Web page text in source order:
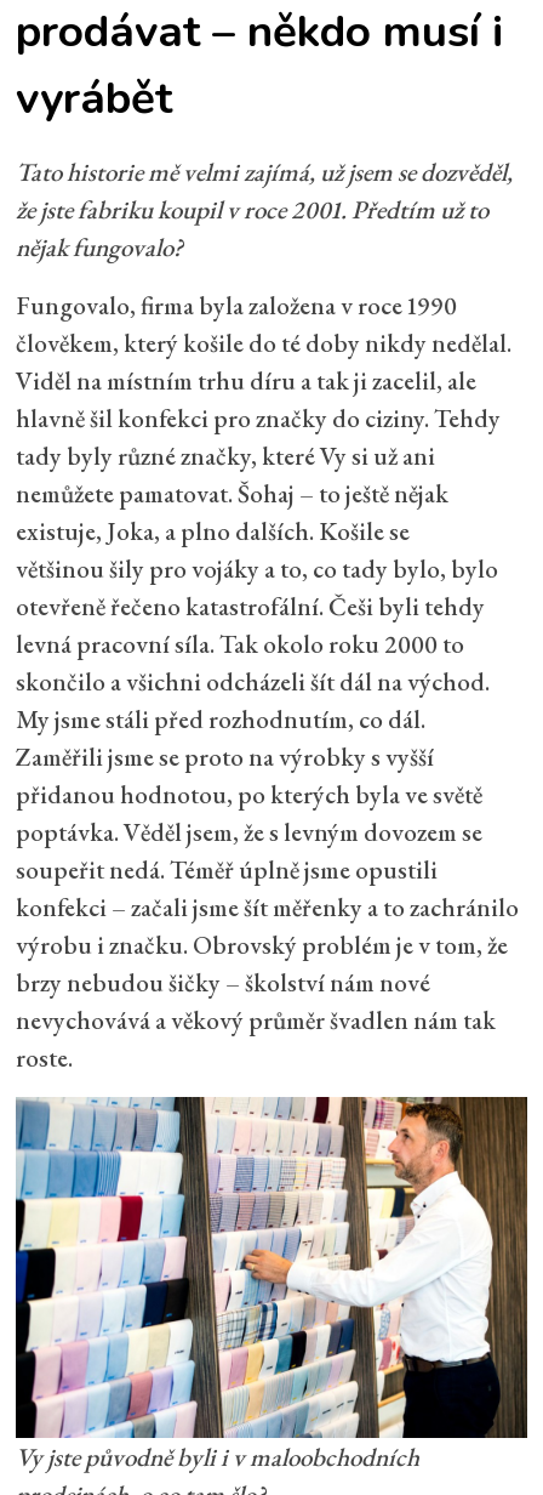
prodávat – někdo musí i
vyrábět
Tato historie mě velmi zajímá, už jsem se dozvěděl,
že jste fabriku koupil v roce 2001. Předtím už to
nějak fungovalo?
Fungovalo, firma byla založena v roce 1990
člověkem, který košile do té doby nikdy nedělal.
Viděl na místním trhu díru a tak ji zacelil, ale
hlavně šil konfekci pro značky do ciziny. Tehdy
tady byly různé značky, které Vy si už ani
nemůžete pamatovat. Šohaj – to ještě nějak
existuje, Joka, a plno dalších. Košile se
většinou šily pro vojáky a to, co tady bylo, bylo
otevřeně řečeno katastrofální. Češi byli tehdy
levná pracovní síla. Tak okolo roku 2000 to
skončilo a všichni odcházeli šít dál na východ.
My jsme stáli před rozhodnutím, co dál.
Zaměřili jsme se proto na výrobky s vyšší
přidanou hodnotou, po kterých byla ve světě
poptávka. Věděl jsem, že s levným dovozem se
soupeřit nedá. Téměř úplně jsme opustili
konfekci – začali jsme šít měřenky a to zachránilo
výrobu i značku. Obrovský problém je v tom, že
brzy nebudou šičky – školství nám nové
nevychovává a věkový průměr švadlen nám tak
roste.
Vy jste původně byli i v maloobchodních